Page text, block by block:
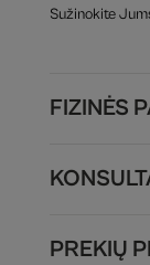
Sužinokite
FIZINĖS
PREKIŲ